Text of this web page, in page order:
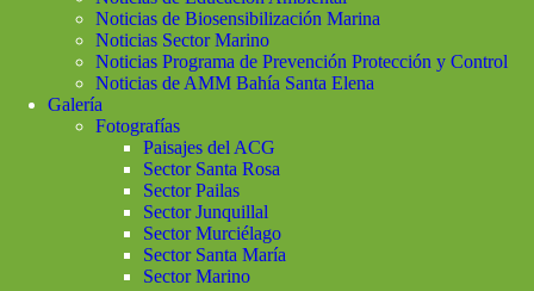
Noticias de Biosensibilización Marina
Noticias Sector Marino
Noticias Programa de Prevención Protección y Control
Noticias de AMM Bahía Santa Elena
Galería
Fotografías
Paisajes del ACG
Sector Santa Rosa
Sector Pailas
Sector Junquillal
Sector Murciélago
Sector Santa María
Sector Marino